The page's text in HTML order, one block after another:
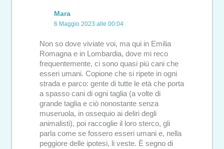
Mara
6 Maggio 2023 alle 00:04
Non so dove viviate voi, ma qui in Emilia
Romagna e in Lombardia, dove mi reco
frequentemente, ci sono quasi più cani che
esseri umani. Copione che si ripete in ogni
strada e parco: gente di tutte le età che porta
a spasso cani di ogni taglia (a volte di
grande taglia e ciò nonostante senza
museruola, in ossequio ai deliri degli
animalisti), poi raccoglie il loro sterco, gli
parla come se fossero esseri umani e, nella
peggiore delle ipotesi, li veste. È segno di